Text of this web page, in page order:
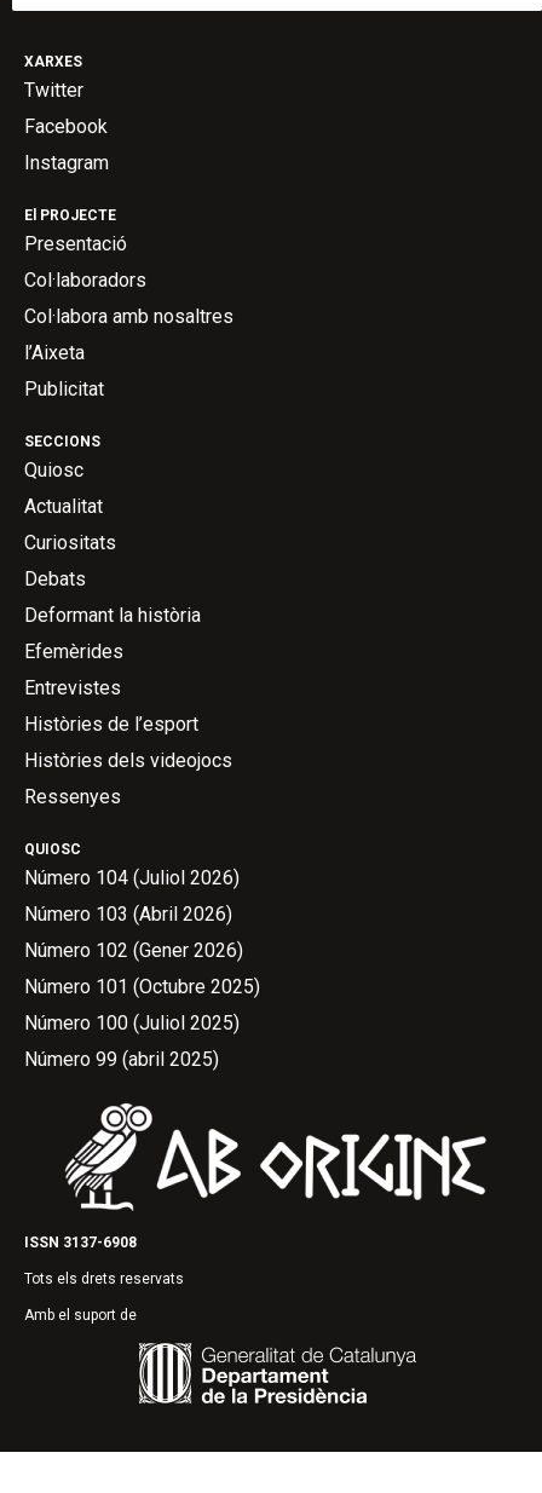
ISSN 3137-6908
Tots els drets reservats
Amb el suport de
QUIOSC
Número 104 (Juliol 2026)
Número 103 (Abril 2026)
Número 102 (Gener 2026)
Número 101 (Octubre 2025)
Número 100 (Juliol 2025)
Número 99 (abril 2025)
SECCIONS
Quiosc
Actualitat
Curiositats
Debats
Deformant la història
Efemèrides
Entrevistes
Històries de l’esport
Històries dels videojocs
Ressenyes
El PROJECTE
Presentació
Col·laboradors
Col·labora amb nosaltres
l’Aixeta
Publicitat
XARXES
Twitter
Facebook
Instagram